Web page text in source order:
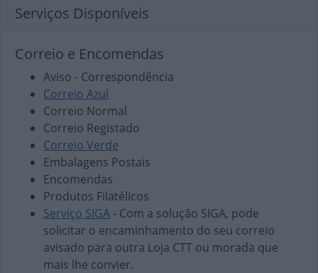
Serviços Disponíveis
Correio e Encomendas
Aviso - Correspondência
Correio Azul
Correio Normal
Correio Registado
Correio Verde
Embalagens Postais
Encomendas
Produtos Filatélicos
Serviço SIGA - Com a solução SIGA, pode
solicitar o encaminhamento do seu correio
avisado para outra Loja CTT ou morada que
mais lhe convier.